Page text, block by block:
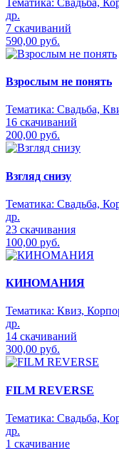
др.
7 скачиваний
590,00 руб.
Взрослым не понять
Тематика: Свадьба,
16 скачиваний
200,00 руб.
Взгляд снизу
Тематика: Свадьба,
др.
23 скачивания
100,00 руб.
КИНОМАНИЯ
Тематика: Квиз,
др.
14 скачиваний
300,00 руб.
FILM REVERSE
Тематика: Свадьба,
др.
1 скачивание